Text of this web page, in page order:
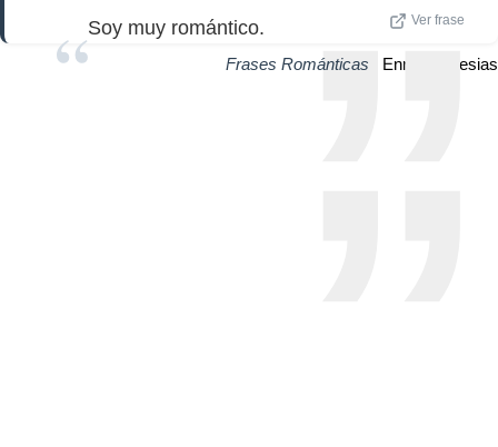
Soy muy romántico. Ver frase
Frases Románticas | Enrique Iglesias